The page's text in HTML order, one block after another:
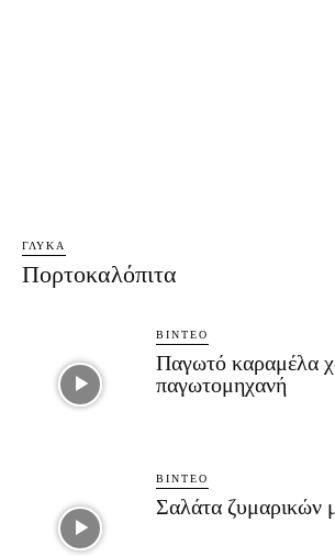
ΓΛΥΚΆ
Πορτοκαλόπιτα
ΒΊΝΤΕΟ
Παγωτό καραμέλα
παγωτομηχανή
ΒΊΝΤΕΟ
Σαλάτα ζυμαρικών